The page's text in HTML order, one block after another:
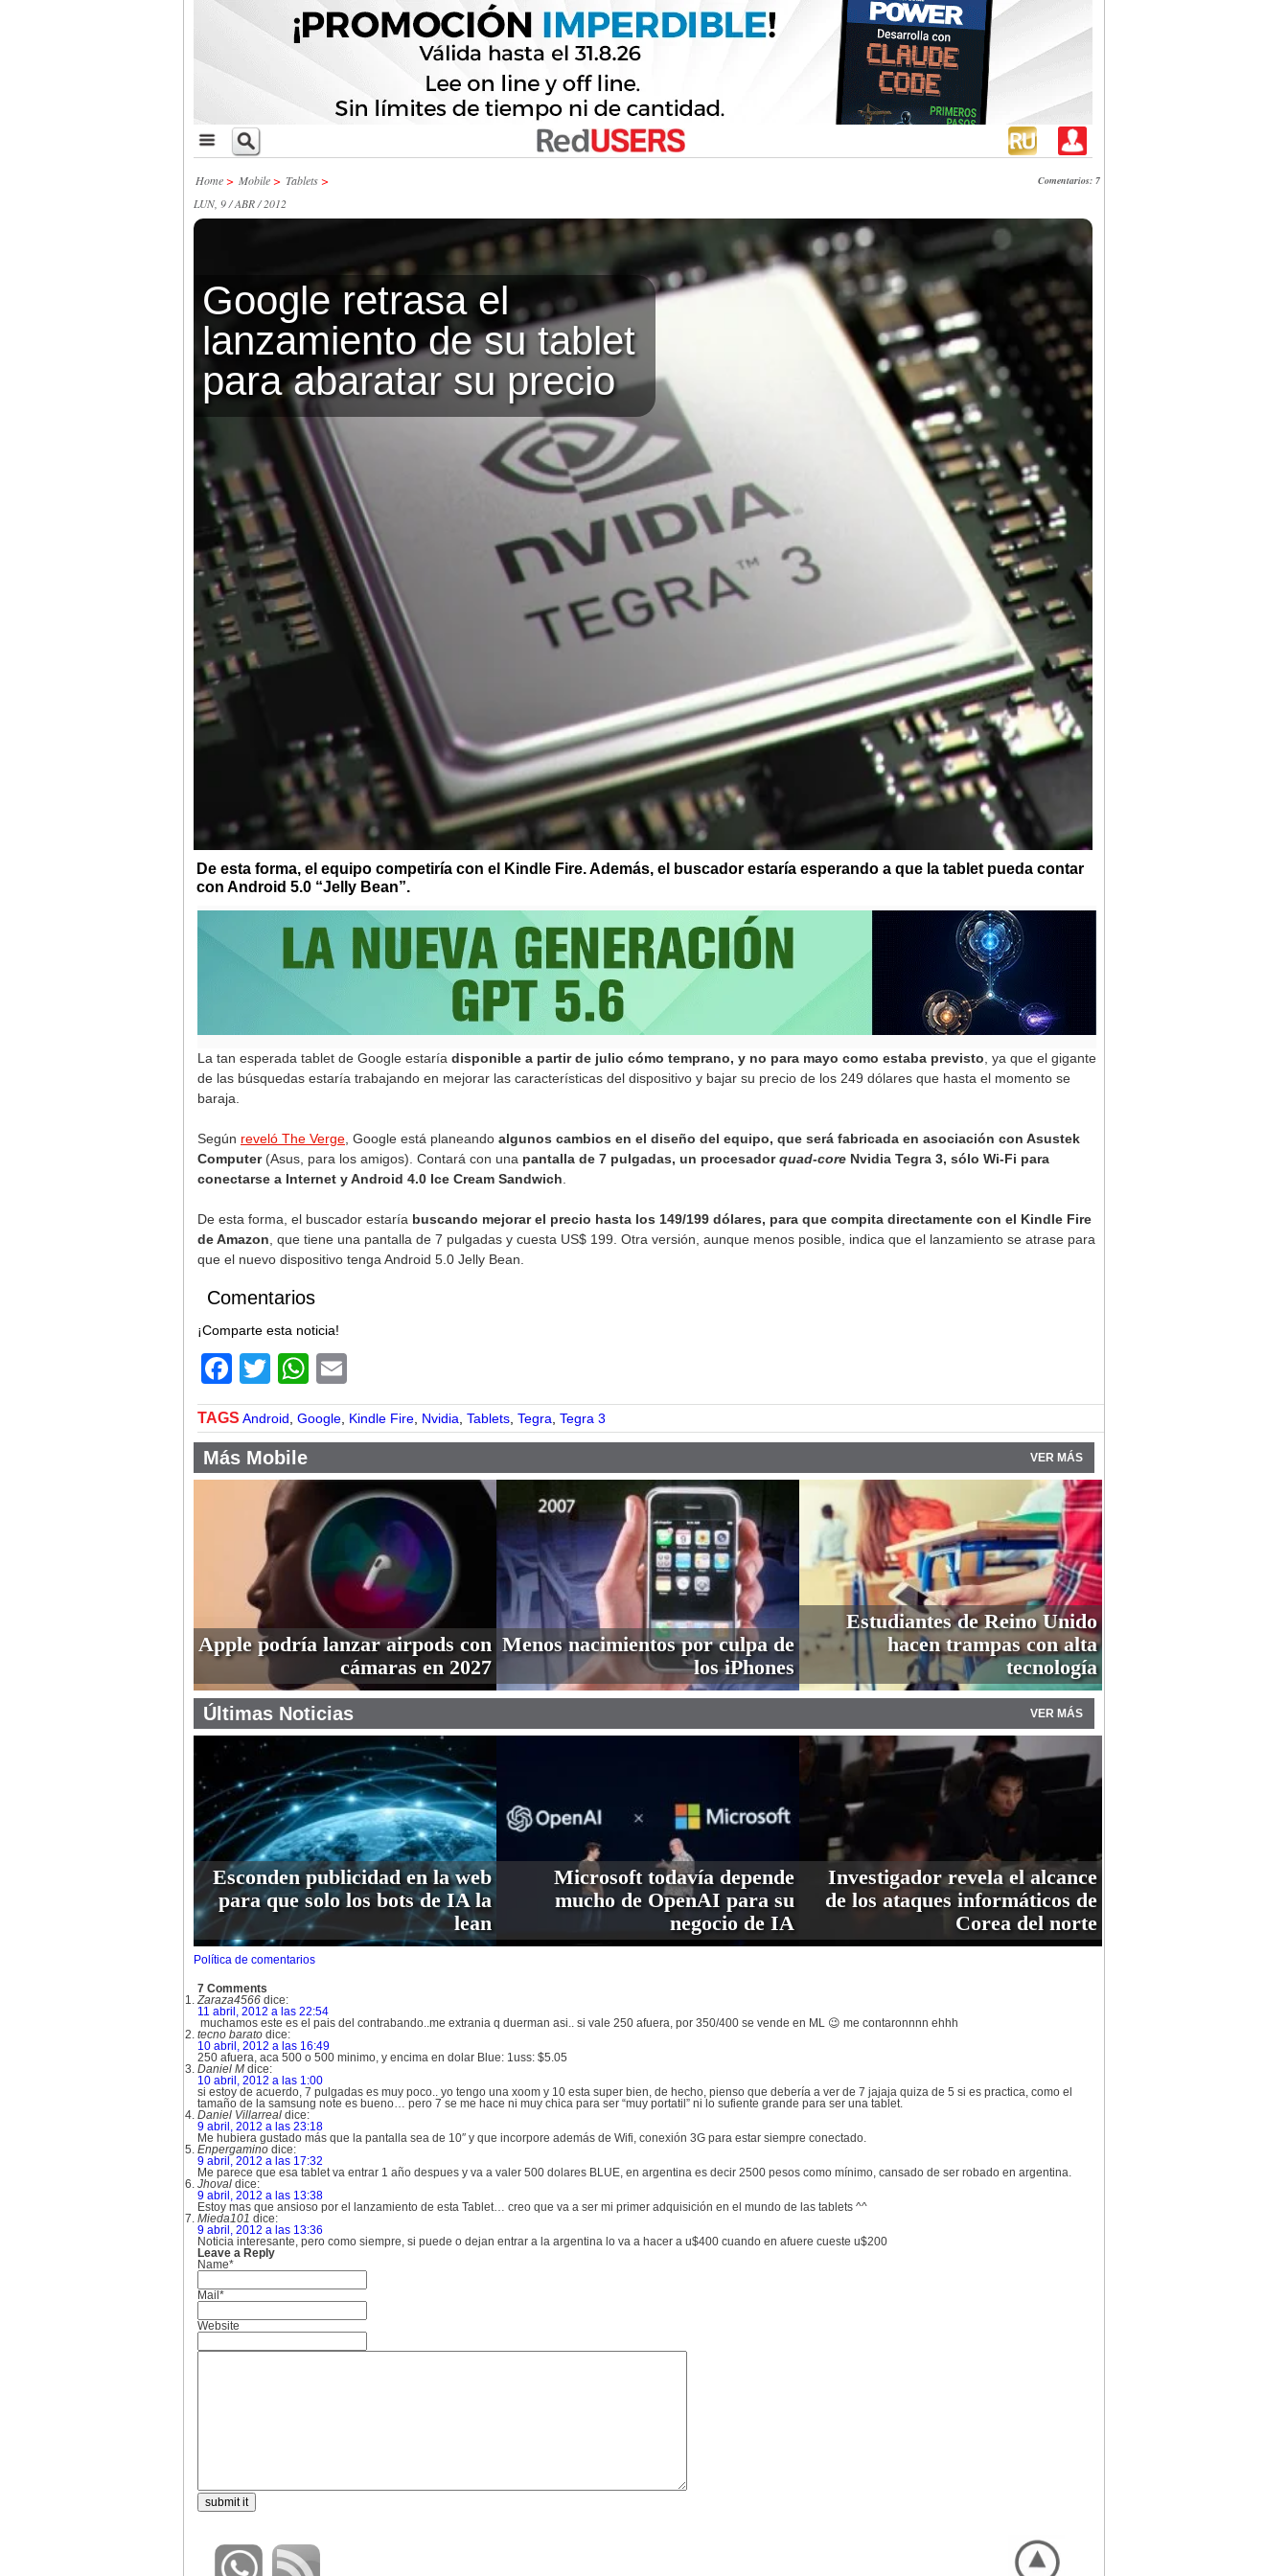
Home> Mobile> Tablets> Comentarios: 7
LUN, 9 / ABR / 2012
Google retrasa el
lanzamiento de su tablet
para abaratar su precio
De esta forma, el equipo competiría con el Kindle Fire. Además, el buscador estaría esperando a que la tablet pueda contar
con Android 5.0 “Jelly Bean”.
La tan esperada tablet de Google estaría disponible a partir de julio cómo temprano, y no para mayo como estaba previsto , ya que el gigante
de las búsquedas estaría trabajando en mejorar las características del dispositivo y bajar su precio de los 249 dólares que hasta el momento se
baraja.
Según reveló The Verge , Google está planeando algunos cambios en el diseño del equipo, que será fabricada en asociación con Asustek
Computer(Asus, para los amigos). Contará con una pantalla de 7 pulgadas, un procesadorquad-core Nvidia Tegra 3, sólo Wi-Fi para
conectarse a Internet y Android 4.0 Ice Cream Sandwich
De esta forma, el buscador estaría buscando mejorar el precio hasta los 149/199 dólares, para que compita directamente con el Kindle Fire
de Amazon , que tiene una pantalla de 7 pulgadas y cuesta US$ 199. Otra versión, aunque menos posible, indica que el lanzamiento se atrase para
que el nuevo dispositivo tenga Android 5.0 Jelly Bean.
Comentarios
¡Comparte esta noticia!
Facebook
TwitterWhatsApp
TAGS Android Google Kindle Fire Nvidia Tablets Tegra Tegra 3
Más Mobile VER MÁS
Apple podría lanzar airpods con
cámaras en 2027
Menos nacimientos por culpa de
los iPhones
Estudiantes de Reino Unido
hacen trampas con alta
tecnología
Últimas Noticias VER MÁS
Esconden publicidad en la web
para que solo los bots de IA la
lean
Microsoft todavía depende
mucho de OpenAI para su
negocio de IA
Investigador revela el alcance
de los ataques informáticos de
Corea del norte
Política de comentarios
7 Comments
Zaraza4566 dice:
11 abril, 2012 a las 22:54
muchamos este es el pais del contrabando..me extrania q duerman asi.. si vale 250 afuera, por 350/400 se vende en ML 😉 me contaronnnn ehhh
tecno barato dice:
10 abril, 2012 a las 16:49
250 afuera, aca 500 o 500 minimo, y encima en dolar Blue: 1uss: $5.05
Daniel M dice:
10 abril, 2012 a las 1:00
si estoy de acuerdo, 7 pulgadas es muy poco.. yo tengo una xoom y 10 esta super bien, de hecho, pienso que debería a ver de 7 jajaja quiza de 5 si es practica, como el
tamaño de la samsung note es bueno… pero 7 se me hace ni muy chica para ser “muy portatil” ni lo sufiente grande para ser una tablet.
Daniel Villarreal dice:
9 abril, 2012 a las 23:18
Me hubiera gustado más que la pantalla sea de 10″ y que incorpore además de Wifi, conexión 3G para estar siempre conectado.
Enpergamino dice:
9 abril, 2012 a las 17:32
Me parece que esa tablet va entrar 1 año despues y va a valer 500 dolares BLUE, en argentina es decir 2500 pesos como mínimo, cansado de ser robado en argentina.
Jhoval dice:
9 abril, 2012 a las 13:38
Estoy mas que ansioso por el lanzamiento de esta Tablet… creo que va a ser mi primer adquisición en el mundo de las tablets ^^
Mieda101 dice:
9 abril, 2012 a las 13:36
Noticia interesante, pero como siempre, si puede o dejan entrar a la argentina lo va a hacer a u$400 cuando en afuere cueste u$200
Leave a Reply
Name*
Mail*
Website